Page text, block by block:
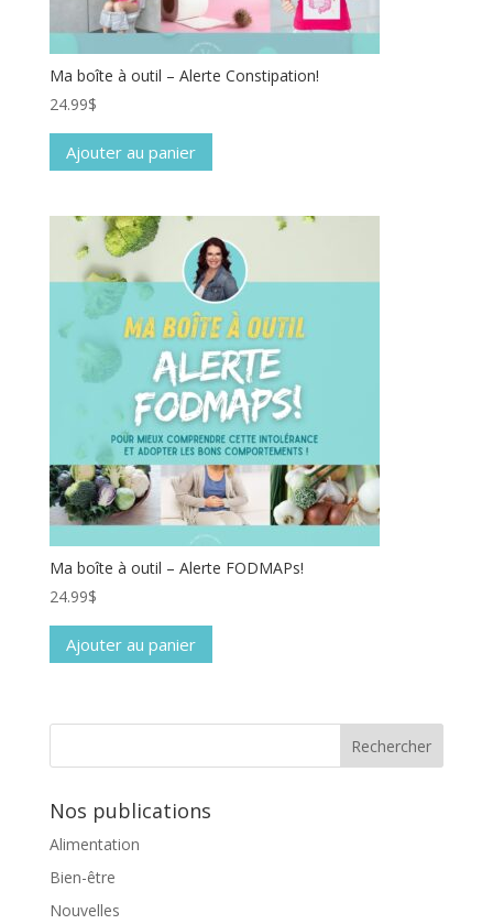
Ma boîte à outil – Alerte Constipation!
24.99$
Ajouter au panier
Ma boîte à outil – Alerte FODMAPs!
24.99$
Ajouter au panier
Nos publications
Alimentation
Bien-être
Nouvelles